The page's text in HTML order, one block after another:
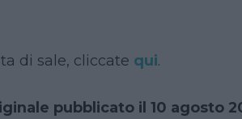
di sale, cliccate qui.
pubblicato il 10 agosto